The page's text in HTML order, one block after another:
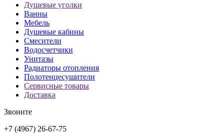
Душевые уголки
Ванны
Мебель
Душевые кабины
Смесители
Водосчетчики
Унитазы
Радиаторы отопления
Полотенцесушители
Сервисные товары
Доставка
Звоните
+7 (4967) 26-67-75